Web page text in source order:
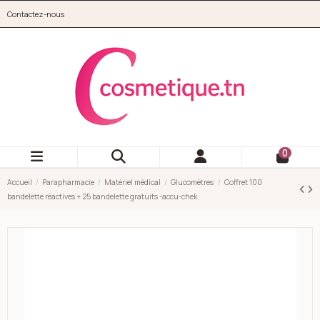
Contactez-nous
0
Accueil Parapharmacie Matériel médical Glucomètres
Coffret 100
bandelette réactives + 25 bandelette gratuits -accu-chek